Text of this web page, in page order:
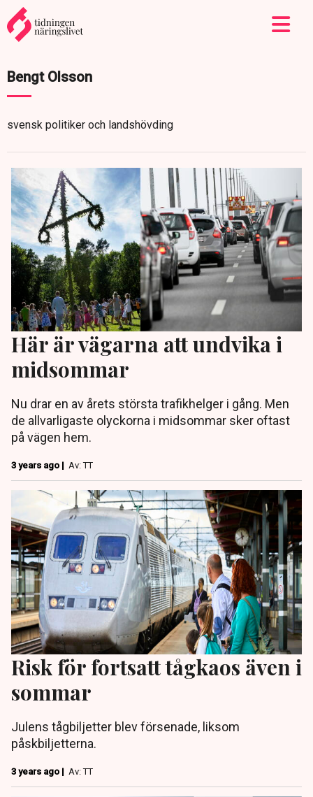
Bengt Olsson
svensk politiker och landshövding
Här är vägarna att undvika i
midsommar
Nu drar en av årets största trafikhelger i gång. Men
de allvarligaste olyckorna i midsommar sker oftast
på vägen hem.
3 years ago | Av: TT
Risk för fortsatt tågkaos även i
sommar
Julens tågbiljetter blev försenade, liksom
påskbiljetterna.
3 years ago | Av: TT